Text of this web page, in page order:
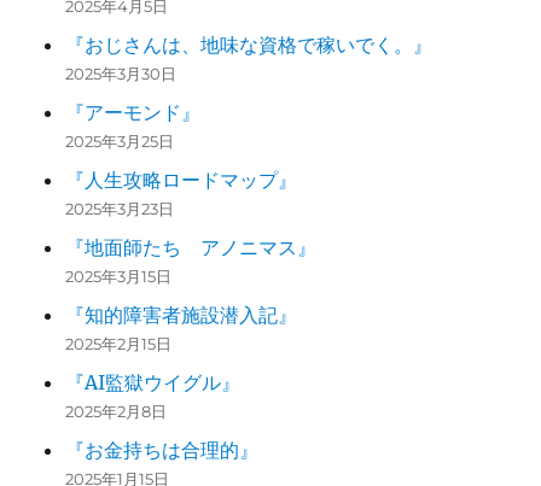
2025年4月5日
『おじさんは、地味な資格で稼いでく。』
2025年3月30日
『アーモンド』
2025年3月25日
『人生攻略ロードマップ』
2025年3月23日
『地面師たち アノニマス』
2025年3月15日
『知的障害者施設潜入記』
2025年2月15日
『AI監獄ウイグル』
2025年2月8日
『お金持ちは合理的』
2025年1月15日